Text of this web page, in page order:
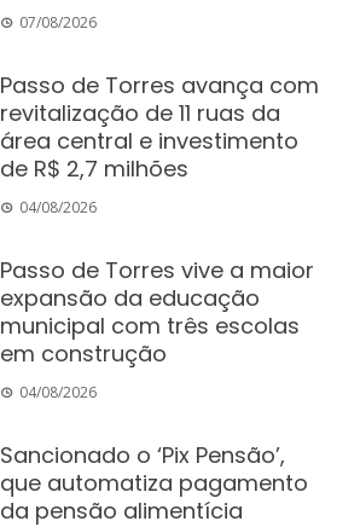
07/08/2026
Passo de Torres avança com
revitalização de 11 ruas da
área central e investimento
de R$ 2,7 milhões
04/08/2026
Passo de Torres vive a maior
expansão da educação
municipal com três escolas
em construção
04/08/2026
Sancionado o ‘Pix Pensão’,
que automatiza pagamento
da pensão alimentícia